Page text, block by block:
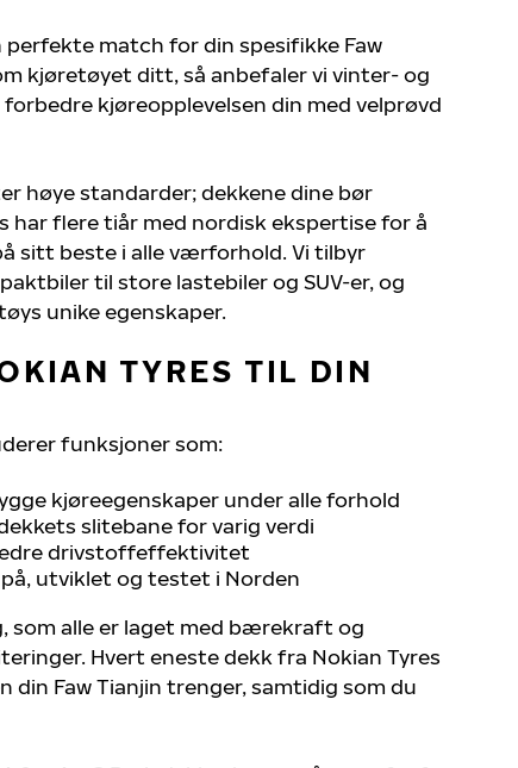
perfekte match for din spesifikke Faw
kjøretøyet ditt, så anbefaler vi vinter- og
kjøreopplevelsen din med velprøvd
høye standarder; dekkene dine bør
har flere tiår med nordisk ekspertise for å
sitt beste i alle værforhold. Vi tilbyr
til store lastebiler og SUV-er, og
unike egenskaper.
TYRES TIL DIN
funksjoner som:
kjøreegenskaper under alle forhold
slitebane for varig verdi
drivstoffeffektivitet
utviklet og testet i Norden
som alle er laget med bærekraft og
Hvert eneste dekk fra Nokian Tyres
din Faw Tianjin trenger, samtidig som du